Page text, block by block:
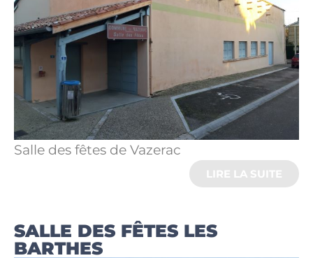
Salle des fêtes de Vazerac
LIRE LA SUITE
SALLE DES FÊTES LES
BARTHES